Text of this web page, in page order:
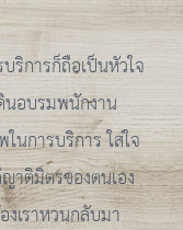
ริการก็ถือเป็นหัวใจ
นอบรมพนักงาน
นการบริการ ใส่ใจ
าติมิตรของตนเอง
เราหวนกลับมา